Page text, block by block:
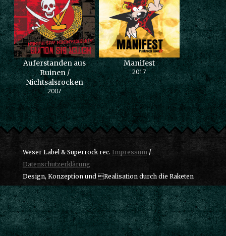
Auferstanden aus
Ruinen /
Nichtsalsrocken
2007
Manifest
2017
Weser Label & Superrock rec. Impressum/
Datenschutzerklärung
Design, Konzeption und Realisation durch die Raketen